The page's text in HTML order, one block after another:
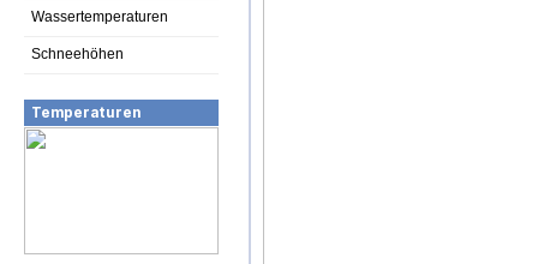
Wassertemperaturen
Schneehöhen
Temperaturen